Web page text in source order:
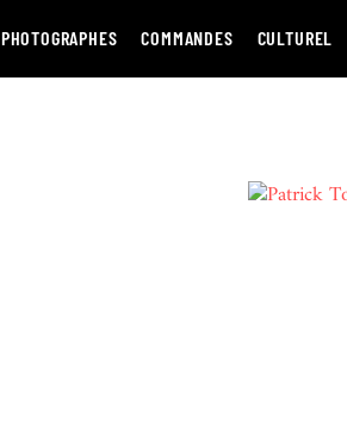
PHOTOGRAPHES COMMANDES CULTUREL